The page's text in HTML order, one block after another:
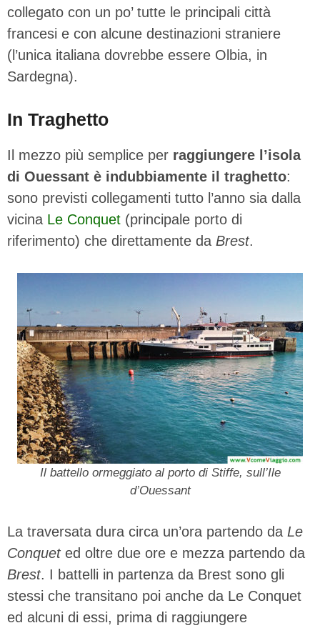
collegato con un po’ tutte le principali città
francesi e con alcune destinazioni straniere
(l’unica italiana dovrebbe essere Olbia, in
Sardegna).
In Traghetto
Il mezzo più semplice per raggiungere l’isola
di Ouessant è indubbiamente il traghetto:
sono previsti collegamenti tutto l’anno sia dalla
vicina Le Conquet (principale porto di
riferimento) che direttamente da Brest.
Il battello ormeggiato al porto di Stiffe, sull’Ile
d’Ouessant
La traversata dura circa un’ora partendo da Le
Conqueted oltre due ore e mezza partendo da
Brest. I battelli in partenza da Brest sono gli
stessi che transitano poi anche da Le Conquet
ed alcuni di essi, prima di raggiungere